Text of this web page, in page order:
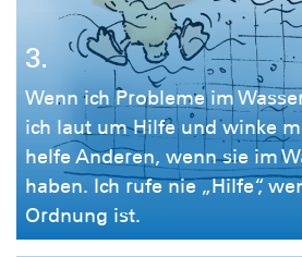
3.
Wenn ich Probleme im
ich laut um Hilfe und winke
helfe Anderen, wenn sie im
haben. Ich rufe nie „Hilfe“,
Ordnung ist.